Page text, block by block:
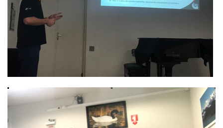
Fale Conosco
Telefones e E-mails
Enviar Mensagem
Ouvidoria do Campus
Urgências